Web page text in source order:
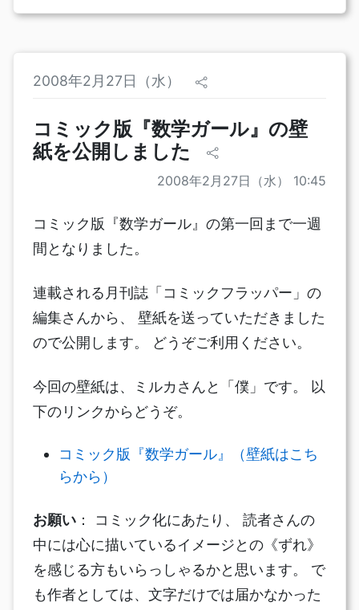
2008年2月27日（水）
コミック版『数学ガール』の壁
紙を公開しました
2008年2月27日（水） 10:45
コミック版『数学ガール』の第一回まで一週
間となりました。
連載される月刊誌「コミックフラッパー」の
編集さんから、 壁紙を送っていただきました
ので公開します。 どうぞご利用ください。
今回の壁紙は、ミルカさんと「僕」です。 以
下のリンクからどうぞ。
コミック版『数学ガール』（壁紙はこち
らから）
お願い ： コミック化にあたり、 読者さんの
中には心に描いているイメージとの《ずれ》
を感じる方もいらっしゃるかと思います。 で
も作者としては、文字だけでは届かなかった